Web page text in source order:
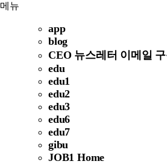
메뉴
app
blog
CEO 뉴스레터 이메일
edu
edu1
edu2
edu3
edu6
edu7
gibu
JOB1 Home